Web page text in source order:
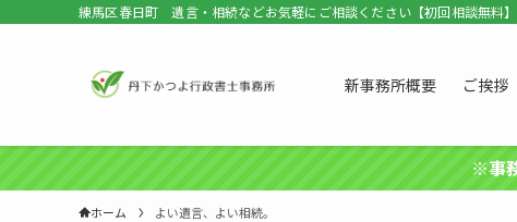
練馬区春日町 遺言・相続などお気軽にご相談ください【初回相談無料】
新事務所概要 ご挨拶
※事
ホーム よい遺言、よい相続。